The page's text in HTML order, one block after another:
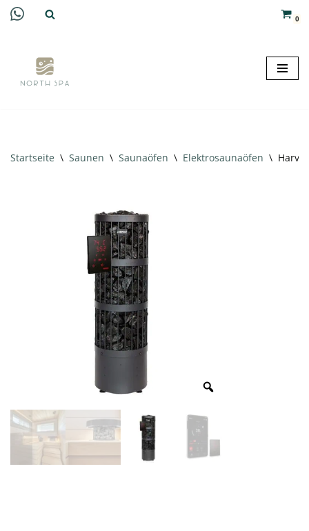
springen
0
Startseite \ Saunen \ Saunaöfen \ Elektrosaunaöfen \